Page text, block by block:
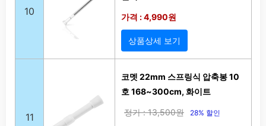
10 가격 : 4,990원
상품상세 보기
11
코멧 22mm 스프링식 압축봉 10
호 168~300cm, 화이트
정가 : 13,500원 28% 할인